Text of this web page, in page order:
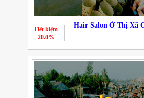
Hair Salon Ở Thị Xã
Tiết kiệm
20.0%